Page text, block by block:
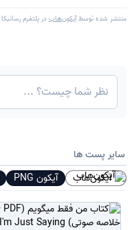
منتشر شده توسطآیکون‌هاب در پلتفرمرسانیکا
سایر پست ها
آیکون‌هاب آیکون PNG